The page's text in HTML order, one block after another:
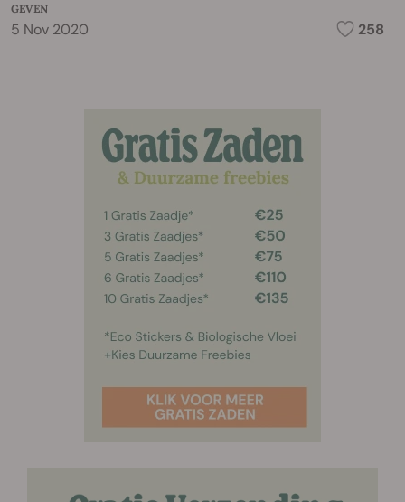
GEVEN
5 Nov 2020 258